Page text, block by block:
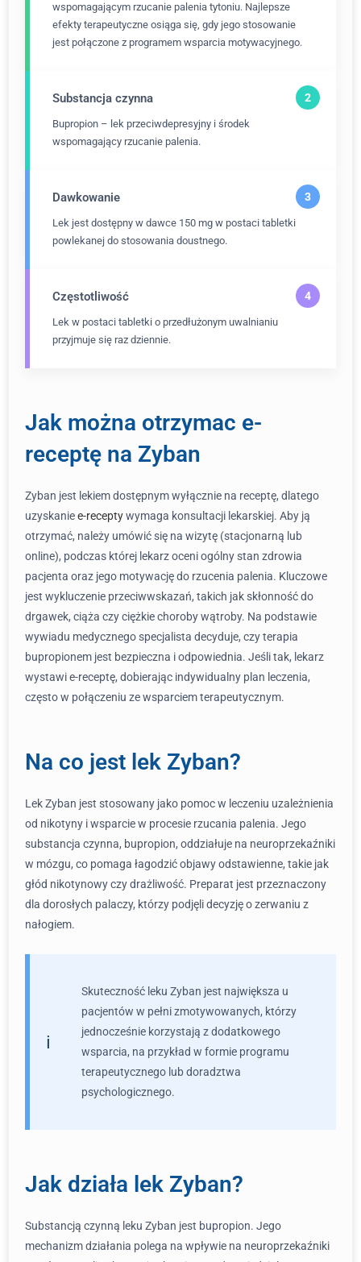
wspomagającym rzucanie palenia tytoniu. Najlepsze
efekty terapeutyczne osiąga się, gdy jego stosowanie
jest połączone z programem wsparcia motywacyjnego.
Substancja czynna
Bupropion – lek przeciwdepresyjny i środek
wspomagający rzucanie palenia.
Dawkowanie
Lek jest dostępny w dawce 150 mg w postaci tabletki
powlekanej do stosowania doustnego.
Częstotliwość
Lek w postaci tabletki o przedłużonym uwalnianiu
przyjmuje się raz dziennie.
Jak można otrzymac e-
receptę na Zyban
Zyban jest lekiem dostępnym wyłącznie na receptę, dlatego
uzyskaniee-receptywymaga konsultacji lekarskiej. Aby ją
otrzymać, należy umówić się na wizytę (stacjonarną lub
online), podczas której lekarz oceni ogólny stan zdrowia
pacjenta oraz jego motywację do rzucenia palenia. Kluczowe
jest wykluczenie przeciwwskazań, takich jak skłonność do
drgawek, ciąża czy ciężkie choroby wątroby. Na podstawie
wywiadu medycznego specjalista decyduje, czy terapia
bupropionem jest bezpieczna i odpowiednia. Jeśli tak, lekarz
wystawi e-receptę, dobierając indywidualny plan leczenia,
często w połączeniu ze wsparciem terapeutycznym.
Na co jest lek Zyban?
Lek Zyban jest stosowany jako pomoc w leczeniu uzależnienia
od nikotyny i wsparcie w procesie rzucania palenia. Jego
substancja czynna, bupropion, oddziałuje na neuroprzekaźniki
w mózgu, co pomaga łagodzić objawy odstawienne, takie jak
głód nikotynowy czy drażliwość. Preparat jest przeznaczony
dla dorosłych palaczy, którzy podjęli decyzję o zerwaniu z
nałogiem.
Skuteczność leku Zyban jest największa u
pacjentów w pełni zmotywowanych, którzy
jednocześnie korzystają z dodatkowego
wsparcia, na przykład w formie programu
terapeutycznego lub doradztwa
psychologicznego.
Jak działa lek Zyban?
Substancją czynną leku Zyban jest bupropion. Jego
mechanizm działania polega na wpływie na neuroprzekaźniki